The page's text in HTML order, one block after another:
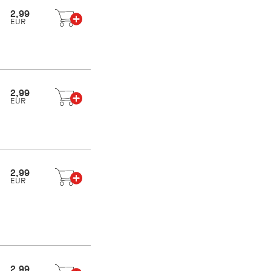
2,99
EUR
2,99
EUR
2,99
EUR